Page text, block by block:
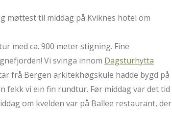
møttest til middag på Kviknes hotel om
med ca. 900 meter stigning. Fine
Vi svinga innom Dagsturhytta
frå Bergen arkitekhøgskule hadde bygd på
fekk vi ein fin rundtur. Før middag var det tid
om kvelden var på Ballee restaurant, der